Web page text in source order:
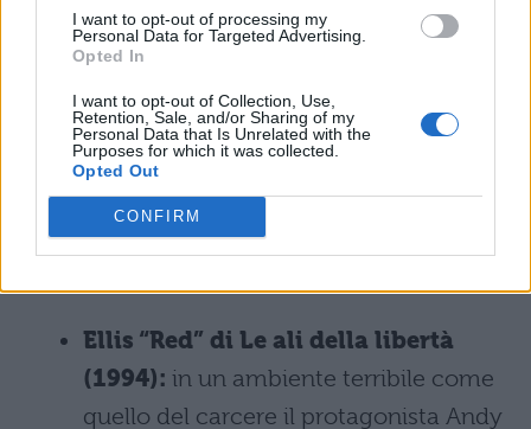
I want to opt-out of processing my
Personal Data for Targeted Advertising.
Opted In
I want to opt-out of Collection, Use,
Retention, Sale, and/or Sharing of my
Personal Data that Is Unrelated with the
Purposes for which it was collected.
Opted Out
CONFIRM
inizialmente Buzz e Woody non si
sopportano, soprattutto perché questi
pensa che il marine spaziale sia un
pallone gonfiato. Tuttavia la loro
amicizia sboccia in maniera
imprevedibile quando i due scoprono
di avere molte più cose in comune di
Ellis “Red” di Le ali della libertà
(1994): in un ambiente terribile come
quello del carcere il protagonista Andy